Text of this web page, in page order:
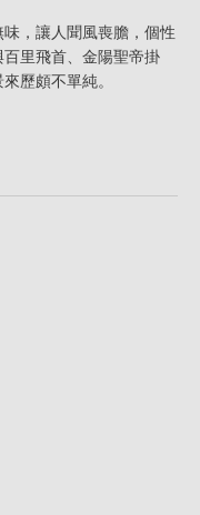
，讓人聞風喪膽，個性
里飛首、金陽聖帝掛
歷頗不單純。